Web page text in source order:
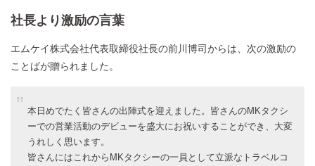
社長より激励の言葉
エムケイ株式会社代表取締役社長の前川博司からは、次の激励の
ことばが贈られました。
本日めでたく皆さんの出陣式を迎えました。皆さんのMKタクシ
ーでの営業活動のデビューを盛大にお祝いすることができ、大変
うれしく思います。
皆さんにはこれからMKタクシーの一員として立派なトラベルコ